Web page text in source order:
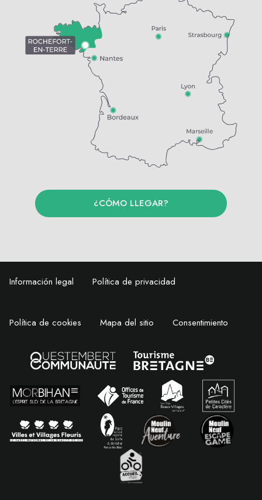
¿CÓMO LLEGAR?
Información legal Política de privacidad
Política de cookies Mapa del sitio Consentimiento